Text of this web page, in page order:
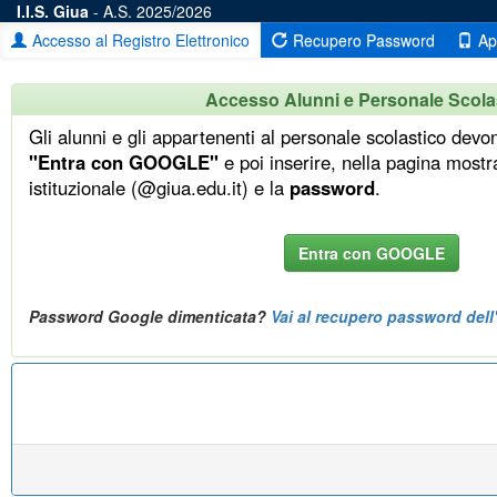
contenuto
fine
pagina
I.I.S. Giua - A.S. 2025/2026
Accesso al Registro Elettronico
Recupero Password
Accesso Alunni e Personale
Gli alunni e gli appartenenti al personale scolastico
"Entra con GOOGLE" e poi inserire, nella pagina
istituzionale (@giua.edu.it) e la password.
Entra con GOOGLE
Password Google dimenticata? Vai al recupero password